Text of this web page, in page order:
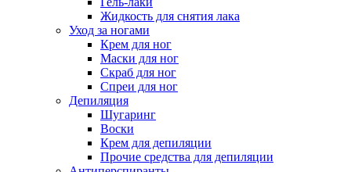
Жидкость для снятия лака
Уход за ногами
Крем для ног
Маски для ног
Скраб для ног
Спреи для ног
Депиляция
Шугаринг
Воски
Крем для депиляции
Прочие средства для депиляции